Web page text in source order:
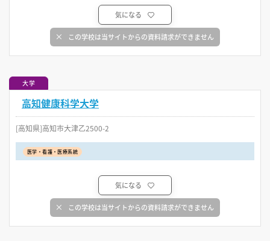
気になる
この学校は当サイトからの資料請求ができません
大学
高知健康科学大学
[高知県]高知市大津乙2500-2
医学・看護・医療系統
気になる
この学校は当サイトからの資料請求ができません